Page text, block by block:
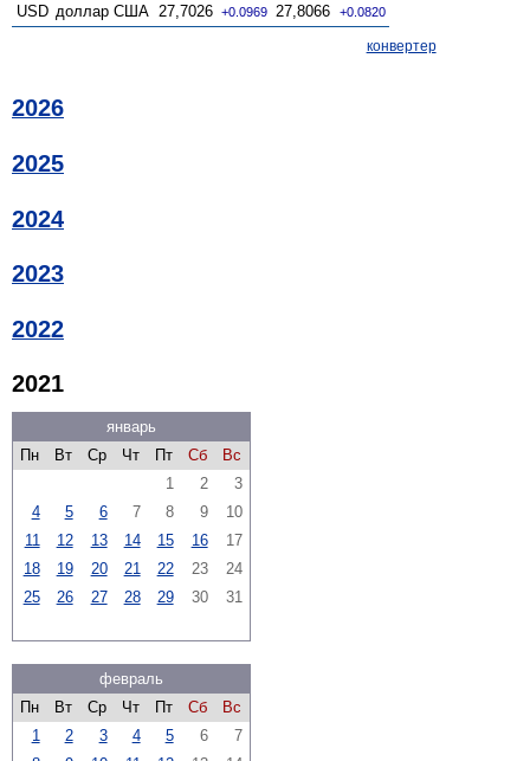
USD доллар США 27,7026 +0.0969 27,8066 +0.0820
конвертер
2026
2025
2024
2023
2022
2021
январь
Пн
Вт Ср Чт Пт Сб
Вс
1
2
3
4
5 6 7 8 9
10
11
12 13 14 15 16
17
18
19 20 21 22 23
24
25
26 27 28 29 30 31
февраль
Пн
Вт Ср Чт Пт Сб
Вс
1
2 3 4 5 6
7